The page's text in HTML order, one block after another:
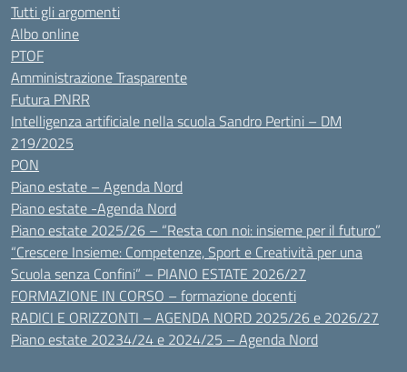
Tutti gli argomenti
Albo online
PTOF
Amministrazione Trasparente
Futura PNRR
Intelligenza artificiale nella scuola Sandro Pertini – DM
219/2025
PON
Piano estate – Agenda Nord
Piano estate -Agenda Nord
Piano estate 2025/26 – “Resta con noi: insieme per il futuro”
“Crescere Insieme: Competenze, Sport e Creatività per una
Scuola senza Confini” – PIANO ESTATE 2026/27
FORMAZIONE IN CORSO – formazione docenti
RADICI E ORIZZONTI – AGENDA NORD 2025/26 e 2026/27
Piano estate 20234/24 e 2024/25 – Agenda Nord